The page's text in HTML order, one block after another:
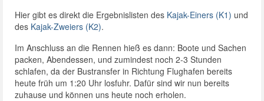
Hier gibt es direkt die Ergebnislisten des Kajak-Einers (K1) und
des Kajak-Zweiers (K2).
Im Anschluss an die Rennen hieß es dann: Boote und Sachen
packen, Abendessen, und zumindest noch 2-3 Stunden
schlafen, da der Bustransfer in Richtung Flughafen bereits
heute früh um 1:20 Uhr losfuhr. Dafür sind wir nun bereits
zuhause und können uns heute noch erholen.